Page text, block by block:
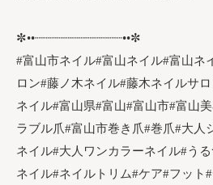
✼••┈┈┈┈┈┈┈┈┈┈┈┈••✼
#富山市ネイル#富山ネイル#富山ネ
ロン#藤ノ木ネイル#藤木ネイルサ
ネイル#富山県#富山#富山市#富山
ラブル爪#富山市巻き爪#巻爪#大人
ネイル#大人ワンカラーネイル#う
ネイル#ネイルトリム#ケア#フット